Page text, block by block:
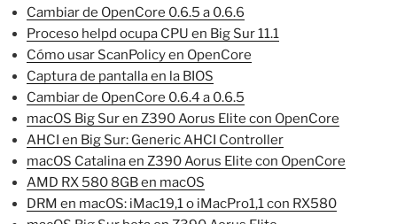
Cambiar de OpenCore 0.6.5 a 0.6.6
Proceso helpd ocupa CPU en Big Sur 11.1
Cómo usar ScanPolicy en OpenCore
Captura de pantalla en la BIOS
Cambiar de OpenCore 0.6.4 a 0.6.5
macOS Big Sur en Z390 Aorus Elite con OpenCore
AHCI en Big Sur: Generic AHCI Controller
macOS Catalina en Z390 Aorus Elite con OpenCore
AMD RX 580 8GB en macOS
DRM en macOS: iMac19,1 o iMacPro1,1 con RX580